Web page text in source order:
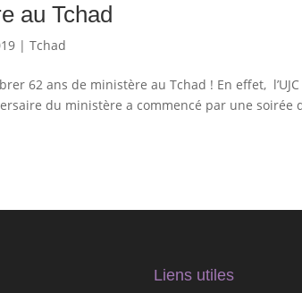
au Tchad
|Tchad
62 ans de ministère au Tchad ! En effet,
du ministère a commencé par une soirée
Liens utiles